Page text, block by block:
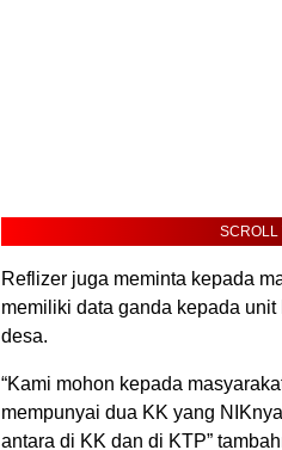
SCROLL
Reflizer juga meminta kepada
memiliki data ganda kepada
desa.
“Kami mohon kepada
mempunyai dua KK yang
antara di KK dan di KTP”